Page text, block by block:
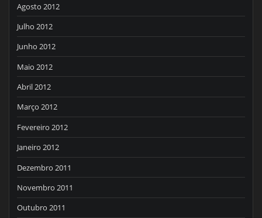
Agosto 2012
Julho 2012
Junho 2012
Maio 2012
Abril 2012
Março 2012
Fevereiro 2012
Janeiro 2012
Dezembro 2011
Novembro 2011
Outubro 2011